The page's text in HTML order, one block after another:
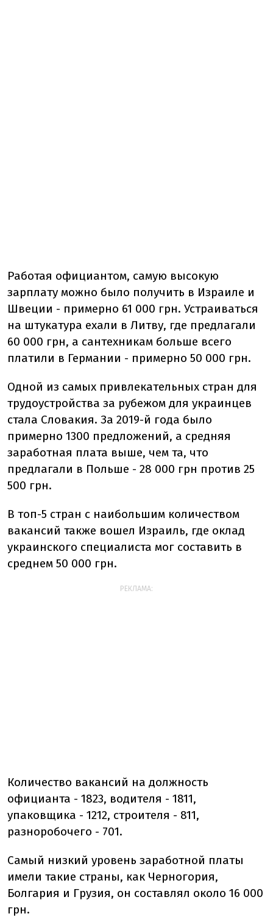
Работая официантом, самую высокую
зарплату можно было получить в Израиле и
Швеции - примерно 61 000 грн. Устраиваться
на штукатура ехали в Литву, где предлагали
60 000 грн, а сантехникам больше всего
платили в Германии - примерно 50 000 грн.
Одной из самых привлекательных стран для
трудоустройства за рубежом для украинцев
стала Словакия. За 2019-й года было
примерно 1300 предложений, а средняя
заработная плата выше, чем та, что
предлагали в Польше - 28 000 грн против 25
500 грн.
В топ-5 стран с наибольшим количеством
вакансий также вошел Израиль, где оклад
украинского специалиста мог составить в
среднем 50 000 грн.
РЕКЛАМА:
Количество вакансий на должность
официанта - 1823, водителя - 1811,
упаковщика - 1212, строителя - 811,
разноробочего - 701.
Самый низкий уровень заработной платы
имели такие страны, как Черногория,
Болгария и Грузия, он составлял около 16 000
грн.